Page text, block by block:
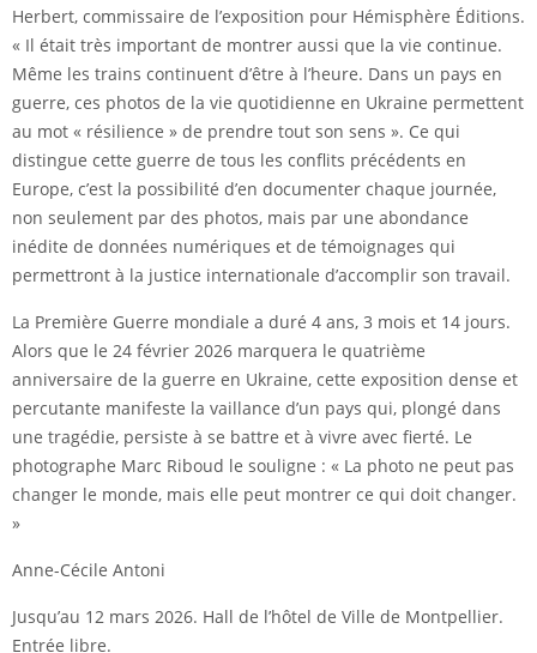
Herbert, commissaire de l’exposition pour Hémisphère Éditions.
« Il était très important de montrer aussi que la vie continue.
Même les trains continuent d’être à l’heure. Dans un pays en
guerre, ces photos de la vie quotidienne en Ukraine permettent
au mot « résilience » de prendre tout son sens ». Ce qui
distingue cette guerre de tous les conflits précédents en
Europe, c’est la possibilité d’en documenter chaque journée,
non seulement par des photos, mais par une abondance
inédite de données numériques et de témoignages qui
permettront à la justice internationale d’accomplir son travail.
La Première Guerre mondiale a duré 4 ans, 3 mois et 14 jours.
Alors que le 24 février 2026 marquera le quatrième
anniversaire de la guerre en Ukraine, cette exposition dense et
percutante manifeste la vaillance d’un pays qui, plongé dans
une tragédie, persiste à se battre et à vivre avec fierté. Le
photographe Marc Riboud le souligne : « La photo ne peut pas
changer le monde, mais elle peut montrer ce qui doit changer.
»
Anne-Cécile Antoni
Jusqu’au 12 mars 2026. Hall de l’hôtel de Ville de Montpellier.
Entrée libre.